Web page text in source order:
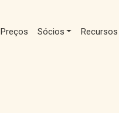
Preços Sócios Recursos